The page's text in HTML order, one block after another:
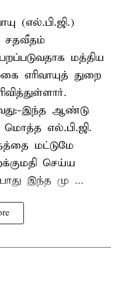
(எல்.பி.ஜி.)
சதவீதம்
மத்திய
எரிவாயுத் துறை
இந்த ஆண்டு
எல்.பி.ஜி.
மட்டுமே
செய்ய
இந்த மு ...